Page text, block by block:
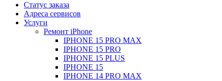
Статус заказа
Адреса сервисов
Услуги
Ремонт iPhone
IPHONE 15 PRO MAX
IPHONE 15 PRO
IPHONE 15 PLUS
IPHONE 15
IPHONE 14 PRO MAX